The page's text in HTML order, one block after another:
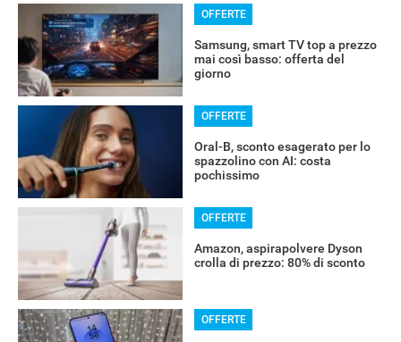
OFFERTE
Samsung, smart TV top a prezzo
mai così basso: offerta del
giorno
OFFERTE
Oral-B, sconto esagerato per lo
spazzolino con AI: costa
pochissimo
OFFERTE
Amazon, aspirapolvere Dyson
crolla di prezzo: 80% di sconto
OFFERTE